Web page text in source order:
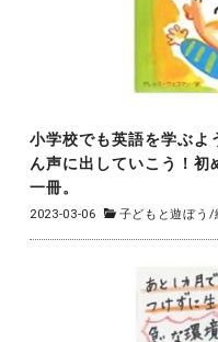
小学校でも英語を学ぶよ
ん声に出していこう！初
一冊。
2023-03-06 子どもと遊ぼう /